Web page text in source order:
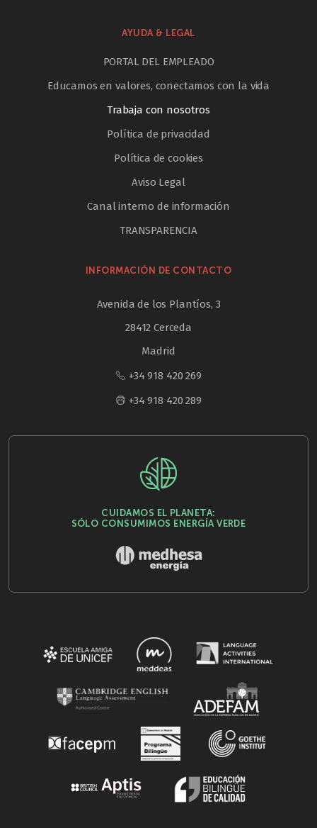
AYUDA & LEGAL
PORTAL DEL EMPLEADO
Educamos en valores, conectamos con la vida
Trabaja con nosotros
Política de privacidad
Política de cookies
Aviso Legal
Canal interno de información
TRANSPARENCIA
INFORMACIÓN DE CONTACTO
Avenida de los Plantíos, 3
28412 Cerceda
Madrid
+34 918 420 269
+34 918 420 289
CUIDAMOS EL PLANETA:
SÓLO CONSUMIMOS ENERGÍA VERDE